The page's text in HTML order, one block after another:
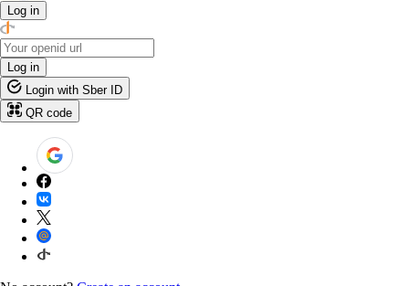
Log in
Log in
Login with Sber ID
QR code